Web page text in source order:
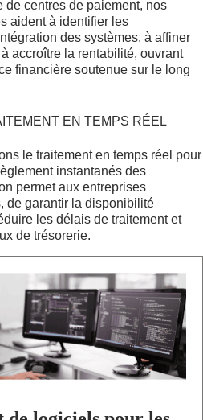
de centres de paiement, nos
aident à identifier les
des systèmes, à affiner
accroître la rentabilité, ouvrant
financière soutenue sur le long
EN TEMPS RÉEL
le traitement en temps réel pour
instantanés des
permet aux entreprises
de garantir la disponibilité
les délais de traitement et
de trésorerie.